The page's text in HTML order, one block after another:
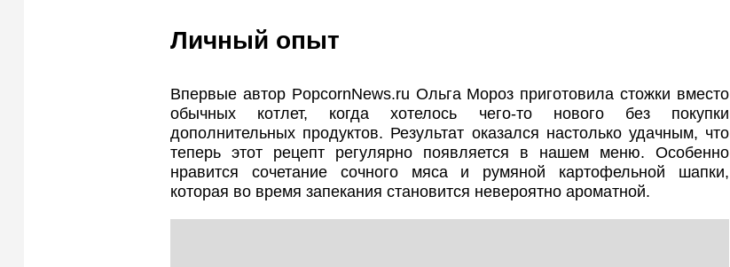
Личный опыт
Впервые автор PopcornNews.ru Ольга Мороз приготовила стожки вместо
обычных котлет, когда хотелось чего-то нового без покупки
дополнительных продуктов. Результат оказался настолько удачным, что
теперь этот рецепт регулярно появляется в нашем меню. Особенно
нравится сочетание сочного мяса и румяной картофельной шапки,
которая во время запекания становится невероятно ароматной.